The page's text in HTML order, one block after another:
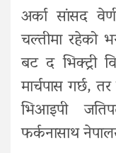
अर्का सांसद
चल्तीमा रहेको
बट द भिक्ट्री
मार्चपास गर्छ, तर
भिआइपी
फर्कनासाथ